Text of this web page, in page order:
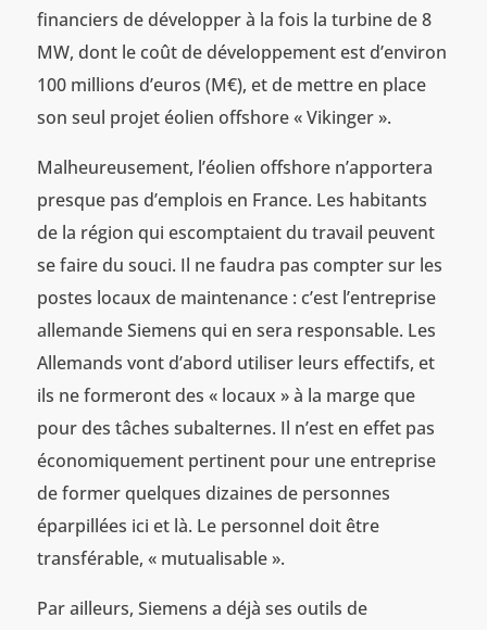
financiers de développer à la fois la turbine de 8
MW, dont le coût de développement est d’environ
100 millions d’euros (M€), et de mettre en place
son seul projet éolien offshore « Vikinger ».
Malheureusement, l’éolien offshore n’apportera
presque pas d’emplois en France. Les habitants
de la région qui escomptaient du travail peuvent
se faire du souci. Il ne faudra pas compter sur les
postes locaux de maintenance : c’est l’entreprise
allemande Siemens qui en sera responsable. Les
Allemands vont d’abord utiliser leurs effectifs, et
ils ne formeront des « locaux » à la marge que
pour des tâches subalternes. Il n’est en effet pas
économiquement pertinent pour une entreprise
de former quelques dizaines de personnes
éparpillées ici et là. Le personnel doit être
transférable, « mutualisable ».
Par ailleurs, Siemens a déjà ses outils de